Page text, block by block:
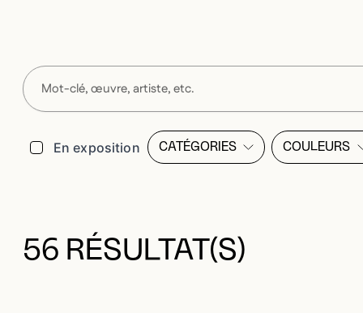
En exposition CATÉGORIESOUVRIR LA MODALE DE
COULEURS
56 RÉSULTAT(S)